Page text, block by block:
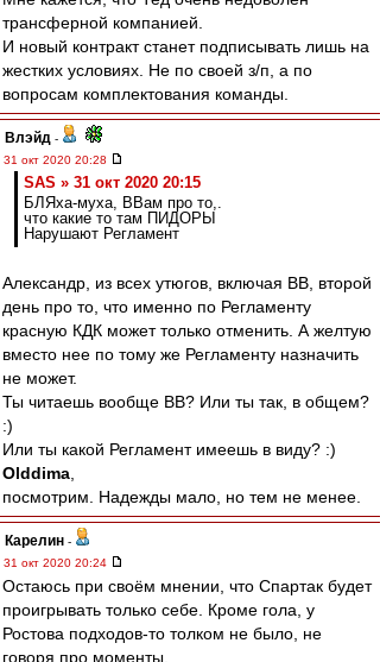
трансферной компанией.
И новый контракт станет подписывать лишь на
жестких условиях. Не по своей з/п, а по
вопросам комплектования команды.
Влэйд -
31 окт 2020 20:28
SAS » 31 окт 2020 20:15
БЛЯха-муха, ВВам про то,.
что какие то там ПИДОРЫ
Нарушают Регламент
Александр, из всех утюгов, включая ВВ, второй
день про то, что именно по Регламенту
красную КДК может только отменить. А желтую
вместо нее по тому же Регламенту назначить
не может.
Ты читаешь вообще ВВ? Или ты так, в общем?
:)
Или ты какой Регламент имеешь в виду? :)
Olddima
посмотрим. Надежды мало, но тем не менее.
Карелин -
31 окт 2020 20:24
Остаюсь при своём мнении, что Спартак будет
проигрывать только себе. Кроме гола, у
Ростова подходов-то толком не было, не
говоря про моменты.